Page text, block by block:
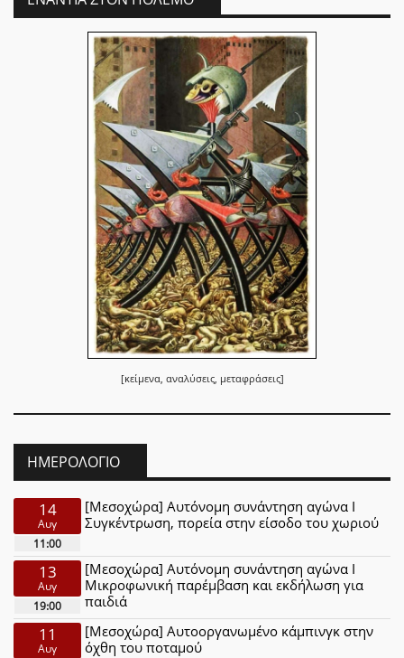
[κείμενα, αναλύσεις, μεταφράσεις]
ΗΜΕΡΟΛΌΓΙΟ
14
Αυγ
11:00
[Μεσοχώρα] Αυτόνομη συνάντηση αγώνα Ι
Συγκέντρωση, πορεία στην είσοδο του χωριού
13
Αυγ
19:00
[Μεσοχώρα] Αυτόνομη συνάντηση αγώνα Ι
Μικροφωνική παρέμβαση και εκδήλωση για
παιδιά
11
Αυγ
[Μεσοχώρα] Αυτοοργανωμένο κάμπινγκ στην
όχθη του ποταμού